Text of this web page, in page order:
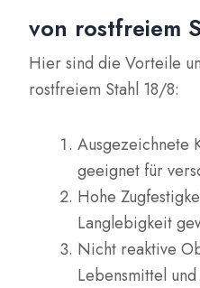
von rostfreiem
Hier sind die Vorteile
rostfreiem Stahl 18/8:
Ausgezeichnete
geeignet für
Hohe
Langlebigkeit
Nicht reaktive
Lebensmittel